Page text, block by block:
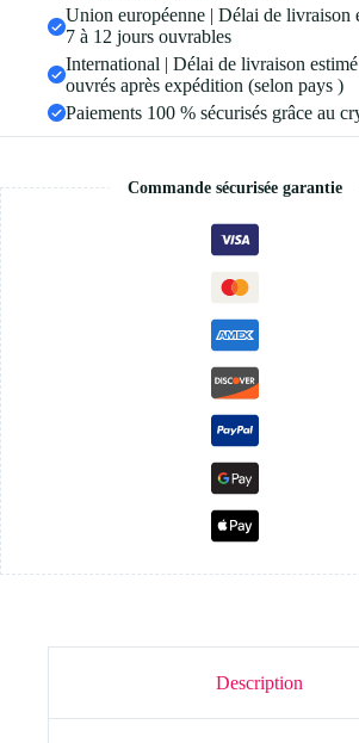
Union européenne | Délai de livraison
7 à 12 jours ouvrables
International | Délai de livraison
ouvrés après expédition (selon pays )
Paiements 100 % sécurisés grâce au
Commande sécurisée garantie
Description